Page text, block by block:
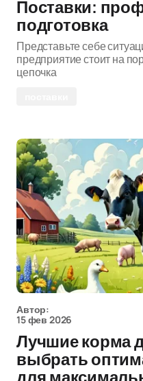
Поставки:
подготовка
Представьте себе
предприятие стоит на
цепочка
Автор:
15 фев 2026
Лучшие корма
выбрать